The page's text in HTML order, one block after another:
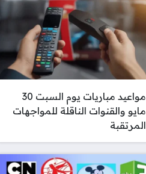
مواعيد مباريات يوم السبت 30
مايو والقنوات الناقلة للمواجهات
المرتقبة